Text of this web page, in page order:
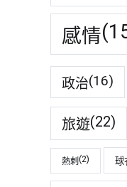
感情
政治(16)
旅遊(22)
熱刺 (2) 球